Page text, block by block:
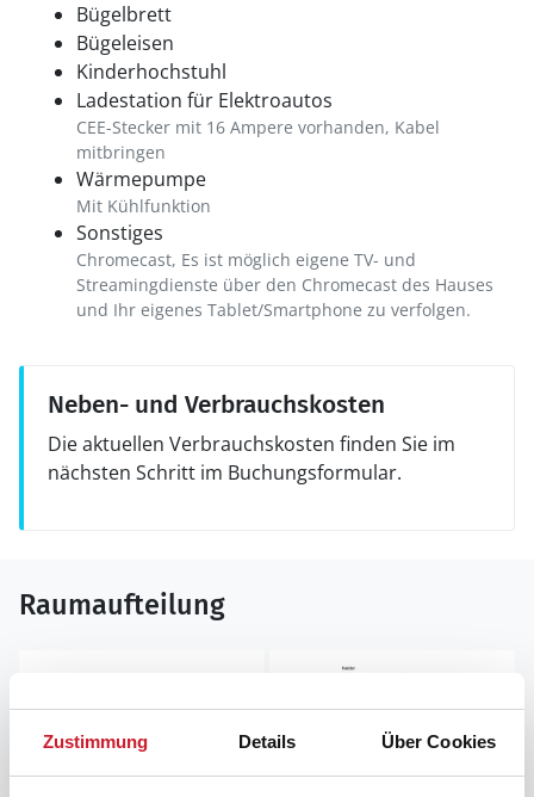
Zustimmung Details Über Cookies
Bügelbrett
Bügeleisen
Kinderhochstuhl
Ladestation für Elektroautos
CEE-Stecker mit 16 Ampere vorhanden, Kabel
mitbringen
Wärmepumpe
Mit Kühlfunktion
Sonstiges
Chromecast, Es ist möglich eigene TV- und
Streamingdienste über den Chromecast des Hauses
und Ihr eigenes Tablet/Smartphone zu verfolgen.
Neben- und Verbrauchskosten
Die aktuellen Verbrauchskosten finden Sie im
nächsten Schritt im Buchungsformular.
Raumaufteilung